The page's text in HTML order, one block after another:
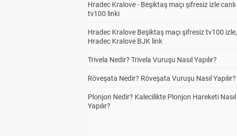
Hradec Kralove - Beşiktaş maçı şifresiz izle canlı
tv100 linki
Hradec Kralove Beşiktaş maçı şifresiz tv100 izle,
Hradec Kralove BJK link
Trivela Nedir? Trivela Vuruşu Nasıl Yapılır?
Röveşata Nedir? Röveşata Vuruşu Nasıl Yapılır?
Plonjon Nedir? Kalecilikte Plonjon Hareketi Nasıl
Yapılır?